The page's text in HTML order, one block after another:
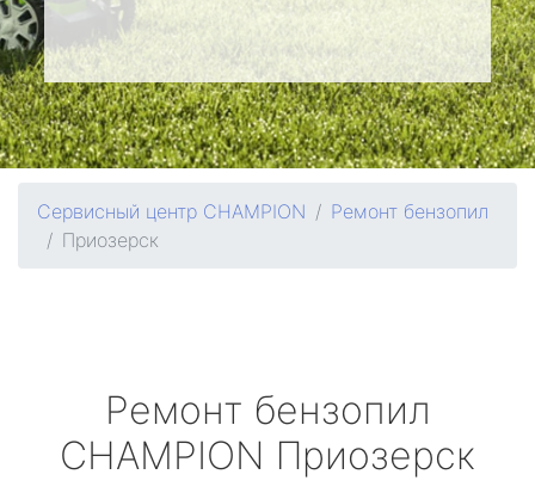
Сервисный центр CHAMPION
Ремонт бензопил
Приозерск
Ремонт бензопил
CHAMPION Приозерск